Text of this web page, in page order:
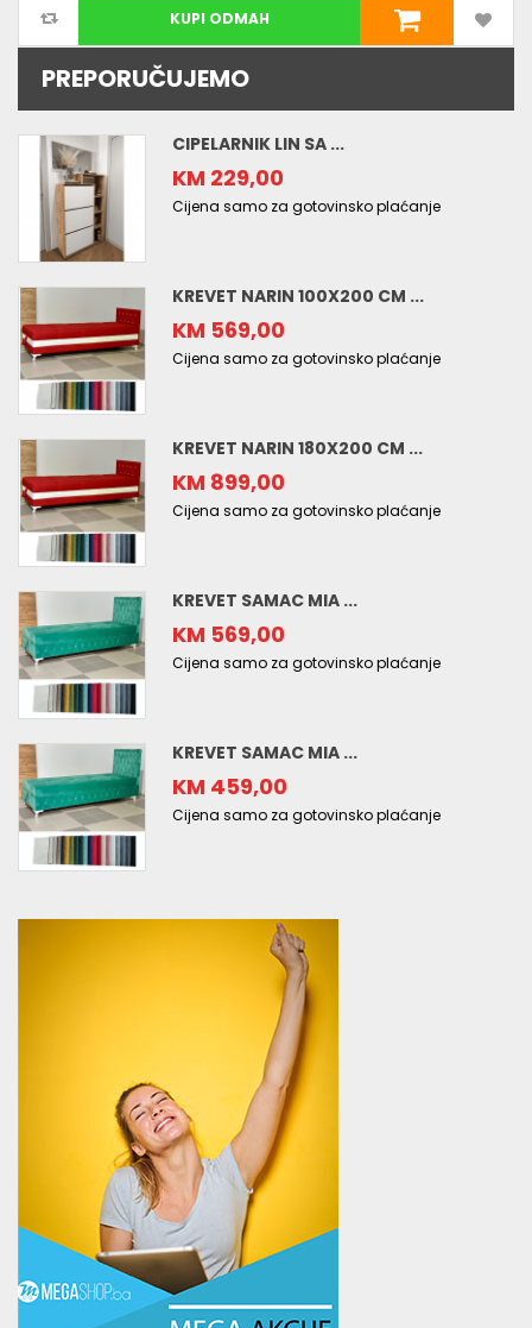
KUPI ODMAH
PREPORUČUJEMO
CIPELARNIK LIN SA ...
KM 229,00
Cijena samo za gotovinsko plaćanje
KREVET NARIN 100X200 CM ...
KM 569,00
Cijena samo za gotovinsko plaćanje
KREVET NARIN 180X200 CM ...
KM 899,00
Cijena samo za gotovinsko plaćanje
KREVET SAMAC MIA ...
KM 569,00
Cijena samo za gotovinsko plaćanje
KREVET SAMAC MIA ...
KM 459,00
Cijena samo za gotovinsko plaćanje